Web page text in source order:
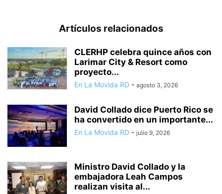
Artículos relacionados
CLERHP celebra quince años con
Larimar City & Resort como
proyecto...
En La Movida RD - agosto 3, 2026
David Collado dice Puerto Rico se
ha convertido en un importante...
En La Movida RD - julio 9, 2026
Ministro David Collado y la
embajadora Leah Campos
realizan visita al...